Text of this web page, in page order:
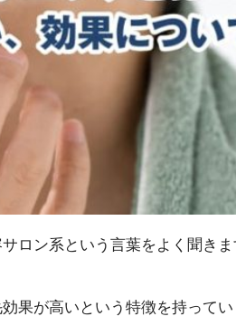
ロン系という言葉をよく聞きま
果が高いという特徴を持ってい